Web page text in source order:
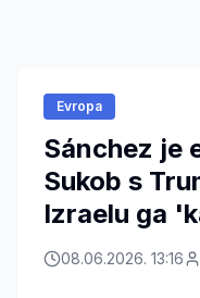
Evropa
Sánchez je
Sukob s
Izraelu ga
08.06.2026. 13:16